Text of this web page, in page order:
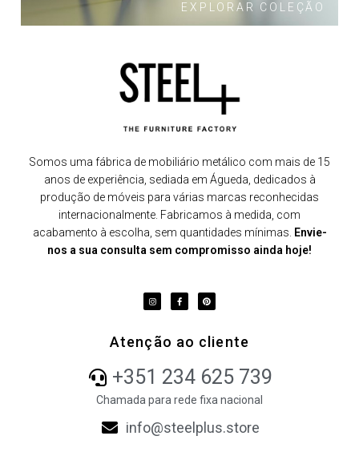
EXPLORAR COLEÇÃO
Somos uma fábrica de mobiliário metálico com mais de 15
anos de experiência, sediada em Águeda, dedicados à
produção de móveis para várias marcas reconhecidas
internacionalmente. Fabricamos à medida, com
acabamento à escolha, sem quantidades mínimas. Envie-
nos a sua consulta sem compromisso ainda hoje!
Atenção ao cliente
+351 234 625 739
Chamada para rede fixa nacional
info@steelplus.store